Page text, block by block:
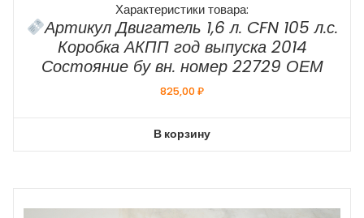
Характеристики товара:
Артикул Двигатель 1,6 л. CFN 105 л.с.
Коробка АКПП год выпуска 2014
Состояние бу вн. номер 22729 ОЕМ
825,00₽
В корзину